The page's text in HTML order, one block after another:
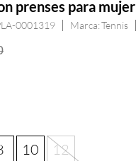
prenses para mujer
0001319 Tennis
10 12